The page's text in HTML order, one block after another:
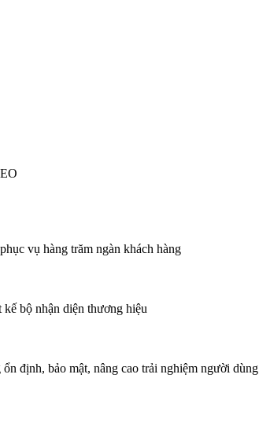
vụ hàng trăm ngàn khách hàng
bộ nhận diện thương hiệu
định, bảo mật, nâng cao trải nghiệm người dùng